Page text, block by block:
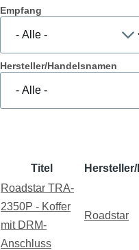
Empfang
Hersteller/Handelsnamen
Titel
Roadstar TRA-
2350P - Koffer
mit DRM-
Anschluss
Roadstar